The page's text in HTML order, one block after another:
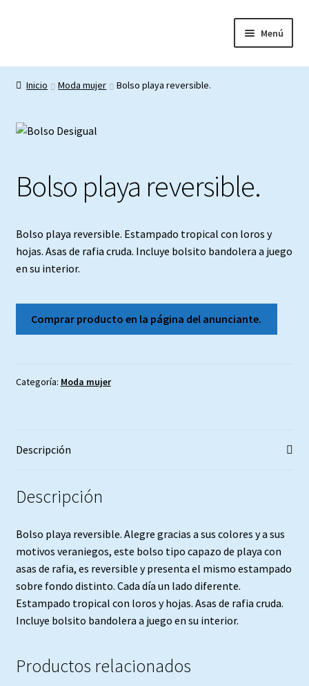
Menú
Inicio
Carrito
Finalizar compra
Política de cookies.
Procedencia de las obras.
Inicio Moda mujer Bolso playa reversible.
Bolso playa reversible.
Bolso playa reversible. Estampado tropical con loros y
hojas. Asas de rafia cruda. Incluye bolsito bandolera a juego
en su interior.
Comprar producto en la página del anunciante.
Categoría: Moda mujer
Descripción
Descripción
Bolso playa reversible. Alegre gracias a sus colores y a sus
motivos veraniegos, este bolso tipo capazo de playa con
asas de rafia, es reversible y presenta el mismo estampado
sobre fondo distinto. Cada día un lado diferente.
Estampado tropical con loros y hojas. Asas de rafia cruda.
Incluye bolsito bandolera a juego en su interior.
Productos relacionados